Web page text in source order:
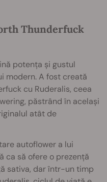
Thunderfuck
potența și gustul
modern. A fost creată
cu Ruderalis, ceea
păstrând în același
atât de
autoflower a lui
ca să ofere o prezență
sativa, dar într-un timp